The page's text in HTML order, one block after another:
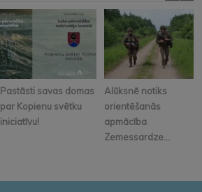
Pastāsti savas domas
par Kopienu svētku
iniciatīvu!
Alūksnē notiks
orientēšanās
apmācība
Zemessardze...